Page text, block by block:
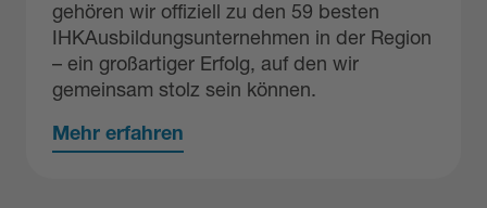
gehören wir offiziell zu den 59 besten
IHKAusbildungsunternehmen in der Region
– ein großartiger Erfolg, auf den wir
gemeinsam stolz sein können.
Mehr erfahren